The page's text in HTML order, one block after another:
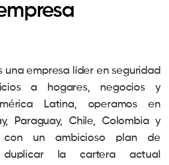
una empresa líder en seguridad
a hogares, negocios y
Latina, operamos en
Paraguay, Chile, Colombia y
con un ambicioso plan de
la cartera actual